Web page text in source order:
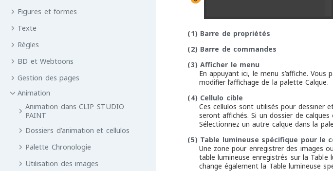
Figures et formes
Texte
Règles
BD et Webtoons
Gestion des pages
Animation
Animation dans CLIP STUDIO
PAINT
Dossiers d’animation et cellulos
Palette Chronologie
Utilisation des images
(1) Barre de propriétés
(2) Barre de commandes
(3) Afficher le menu
En appuyant ici, le menu s’affiche.
modifier l’affichage de la palette Calque.
(4) Cellulo cible
Ces cellulos sont utilisés pour dessiner
seront affichés. Si un dossier de
Sélectionnez un autre calque dans la
(5) Table lumineuse spécifique pour le
Une zone pour enregistrer des images
table lumineuse enregistrés sur la Table
change également la Table lumineuse